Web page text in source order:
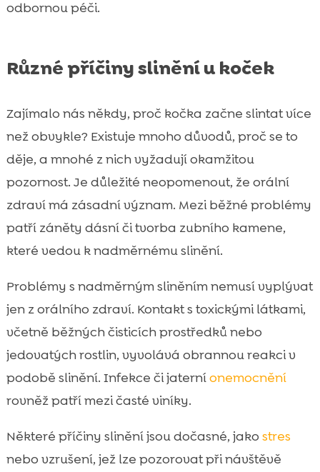
odbornou péči.
Různé příčiny slinění u koček
Zajímalo nás někdy, proč kočka začne slintat více
než obvykle? Existuje mnoho důvodů, proč se to
děje, a mnohé z nich vyžadují okamžitou
pozornost. Je důležité neopomenout, že orální
zdraví má zásadní význam. Mezi běžné problémy
patří záněty dásní či tvorba zubního kamene,
které vedou k nadměrnému slinění.
Problémy s nadměrným sliněním nemusí vyplývat
jen z orálního zdraví. Kontakt s toxickými látkami,
včetně běžných čisticích prostředků nebo
jedovatých rostlin, vyvolává obrannou reakci v
podobě slinění. Infekce či jaterníonemocnění
rovněž patří mezi časté viníky.
Některé příčiny slinění jsou dočasné, jako stres
nebo vzrušení, jež lze pozorovat při návštěvě